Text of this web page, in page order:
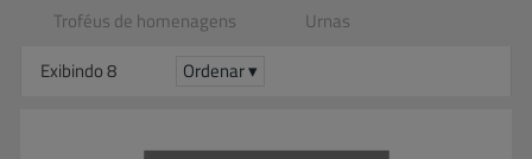
Troféus de homenagens
Urnas
Exibindo 8
Ordenar ▾